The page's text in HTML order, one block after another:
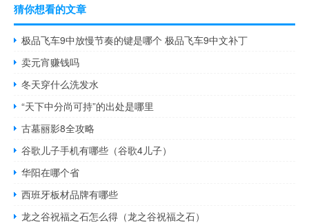
猜你想看的文章
极品飞车9中放慢节奏的键是哪个 极品飞车9中文补丁
卖元宵赚钱吗
冬天穿什么洗发水
“天下中分尚可持”的出处是哪里
古墓丽影8全攻略
谷歌儿子手机有哪些（谷歌4儿子）
华阳在哪个省
西班牙板材品牌有哪些
龙之谷祝福之石怎么得（龙之谷祝福之石）